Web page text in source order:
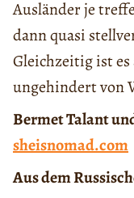
Ausländer je
dann quasi
Gleichzeitig ist
ungehindert von
Bermet Talant
sheisnomad.com
Aus dem